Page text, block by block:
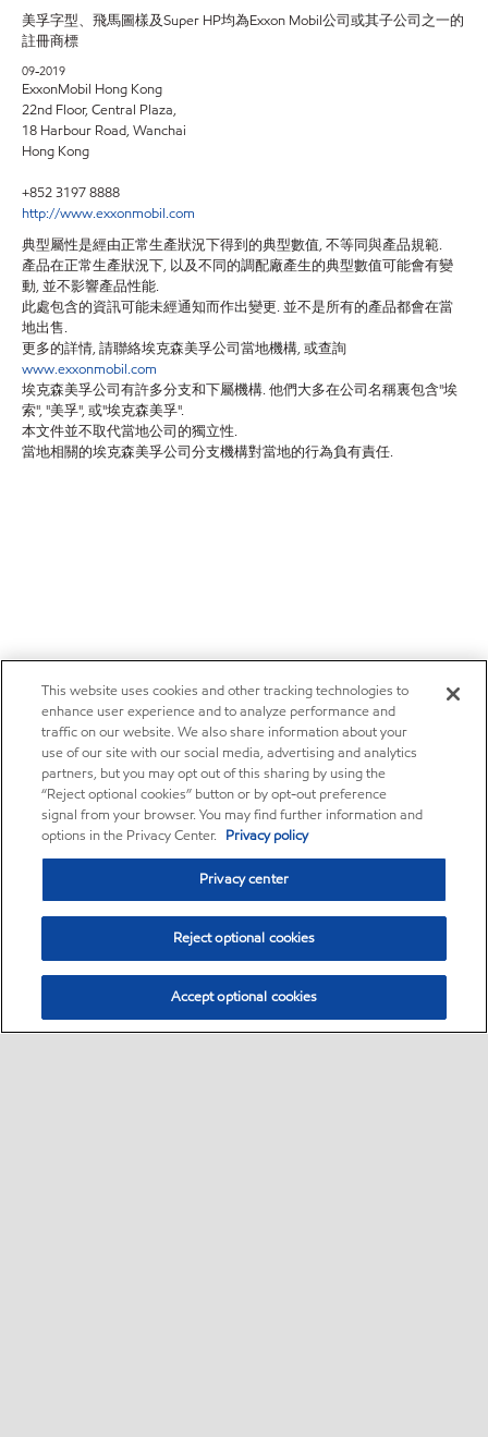
美孚字型、飛馬圖樣及Super HP均為Exxon Mobil公司或其子公司之一的
註冊商標
09-2019
ExxonMobil Hong Kong
22nd Floor, Central Plaza,
18 Harbour Road, Wanchai
Hong Kong
+852 3197 8888
http://www.exxonmobil.com
典型屬性是經由正常生產狀況下得到的典型數值, 不等同與產品規範.
產品在正常生產狀況下, 以及不同的調配廠產生的典型數值可能會有變
動, 並不影響產品性能.
此處包含的資訊可能未經通知而作出變更. 並不是所有的產品都會在當
地出售.
更多的詳情, 請聯絡埃克森美孚公司當地機構, 或查詢
www.exxonmobil.com
埃克森美孚公司有許多分支和下屬機構. 他們大多在公司名稱裏包含"埃
索", "美孚", 或"埃克森美孚".
本文件並不取代當地公司的獨立性.
當地相關的埃克森美孚公司分支機構對當地的行為負有責任.
This website uses cookies and other tracking technologies to
enhance user experience and to analyze performance and
traffic on our website. We also share information about your
use of our site with our social media, advertising and analytics
partners, but you may opt out of this sharing by using the
“Reject optional cookies” button or by opt-out preference
signal from your browser. You may find further information and
options in the Privacy Center. Privacy policy
Privacy center
Reject optional cookies
Accept optional cookies